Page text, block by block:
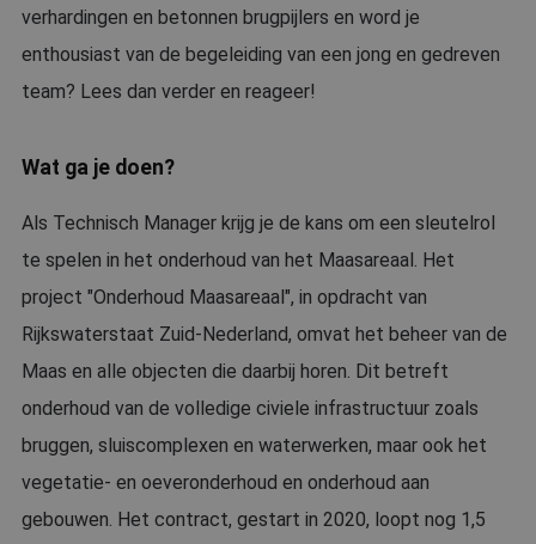
verhardingen en betonnen brugpijlers en word je
enthousiast van de begeleiding van een jong en gedreven
team? Lees dan verder en reageer!
Wat ga je doen?
Als Technisch Manager krijg je de kans om een sleutelrol
te spelen in het onderhoud van het Maasareaal. Het
project "Onderhoud Maasareaal", in opdracht van
Rijkswaterstaat Zuid-Nederland, omvat het beheer van de
Maas en alle objecten die daarbij horen. Dit betreft
onderhoud van de volledige civiele infrastructuur zoals
bruggen, sluiscomplexen en waterwerken, maar ook het
vegetatie- en oeveronderhoud en onderhoud aan
gebouwen. Het contract, gestart in 2020, loopt nog 1,5